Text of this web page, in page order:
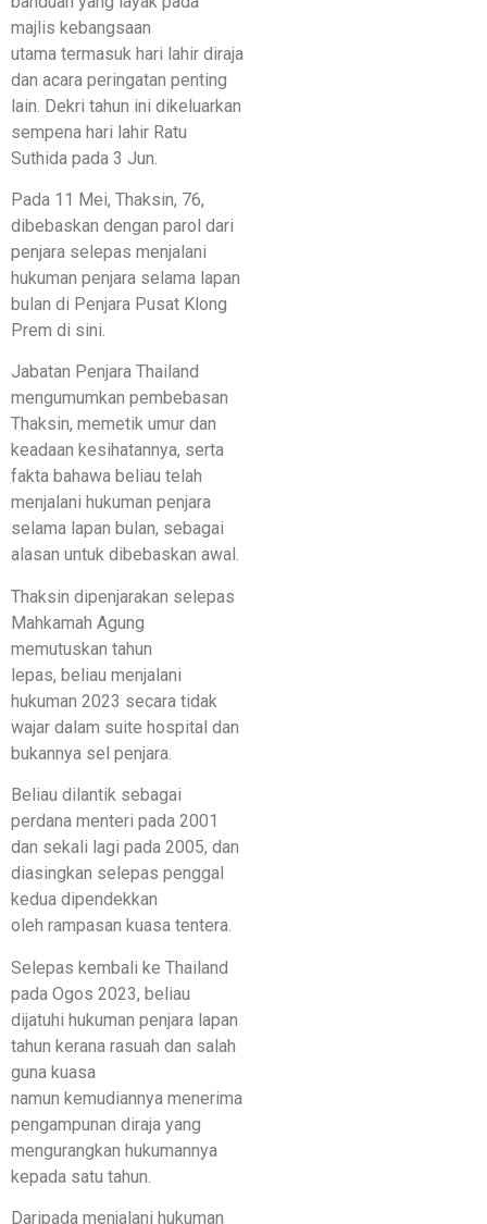
majlis kebangsaan
utama termasuk hari lahir diraja
dan acara peringatan penting
lain. Dekri tahun ini dikeluarkan
sempena hari lahir Ratu
Suthida pada 3 Jun.
Pada 11 Mei, Thaksin, 76,
dibebaskan dengan parol dari
penjara selepas menjalani
hukuman penjara selama lapan
bulan di Penjara Pusat Klong
Prem di sini.
Jabatan Penjara Thailand
mengumumkan pembebasan
Thaksin, memetik umur dan
keadaan kesihatannya, serta
fakta bahawa beliau telah
menjalani hukuman penjara
selama lapan bulan, sebagai
alasan untuk dibebaskan awal.
Thaksin dipenjarakan selepas
Mahkamah Agung
memutuskan tahun
lepas, beliau menjalani
hukuman 2023 secara tidak
wajar dalam suite hospital dan
bukannya sel penjara.
Beliau dilantik sebagai
perdana menteri pada 2001
dan sekali lagi pada 2005, dan
diasingkan selepas penggal
kedua dipendekkan
oleh rampasan kuasa tentera.
Selepas kembali ke Thailand
pada Ogos 2023, beliau
dijatuhi hukuman penjara lapan
tahun kerana rasuah dan salah
guna kuasa
namun kemudiannya menerima
pengampunan diraja yang
mengurangkan hukumannya
kepada satu tahun.
Daripada menjalani hukuman